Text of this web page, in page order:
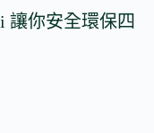
讓你安全環保四